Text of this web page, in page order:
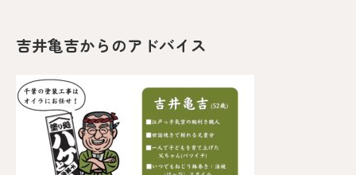
吉井亀吉からのアドバイス